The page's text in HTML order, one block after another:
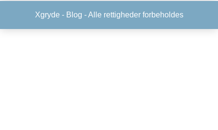
Xgryde - Blog - Alle rettigheder forbeholdes